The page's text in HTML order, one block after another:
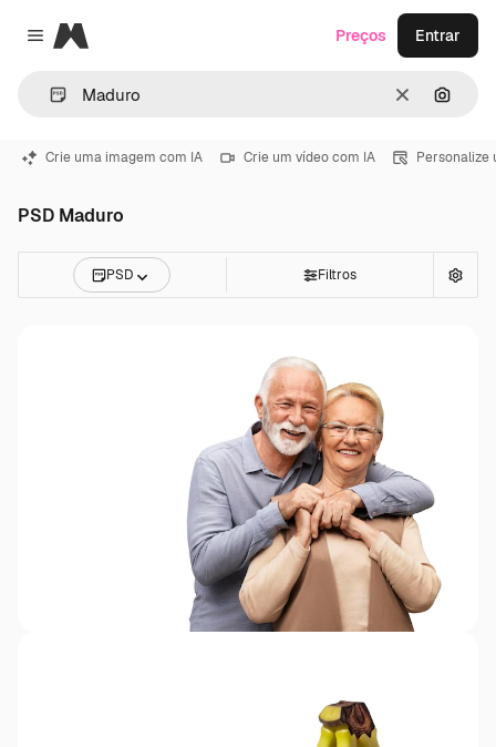
Close menu
Magnific
Limpar
Preços Entrar
Crie uma imagem com IA Crie um vídeo com IA Personalize
PSD Maduro
PSD Filtros